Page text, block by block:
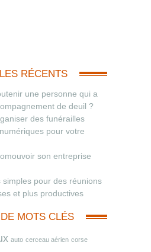
RÉCENTS
une personne qui a
de deuil ?
des funérailles
pour votre
son entreprise
simples pour des réunions
et plus productives
MOTS CLÉS
auto cerceau aérien corse